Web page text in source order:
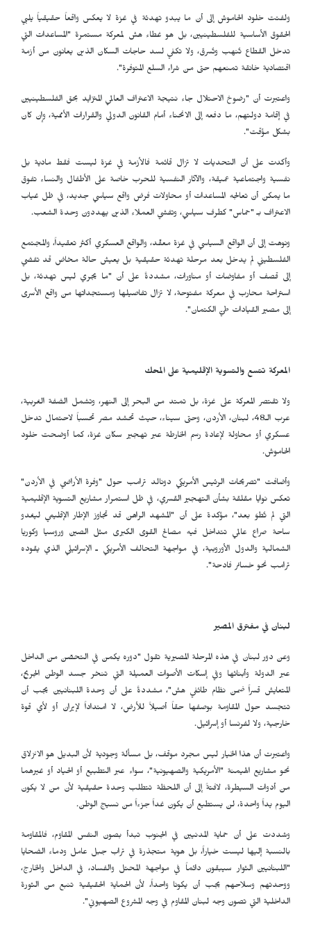
ولفتت خلود الحاموش إلى أن ما يبدو تهدئة في غزة لا يعكس واقعاً حقيقياً يلبي
الحقوق الأساسية للفلسطينيين، بل هو غطاء هش لمعركة مستمرة "المساعدات التي
تدخل القطاع تُنهب وتُسرق، ولا تكفي لسد حاجات السكان الذين يعانون من أزمة
اقتصادية خانقة تمنعهم حتى من شراء السلع المتوفرة".
واعتبرت أن "رضوخ الاحتلال جاء نتيجة الاعتراف العالمي المتزايد بحق الفلسطينيين
في إقامة دولتهم، ما دفعه إلى الانحناء أمام القانون الدولي والقرارات الأممية، وإن كان
بشكل مؤقت".
وأكدت على أن التحديات لا تزال قائمة فالأزمة في غزة ليست فقط مادية بل
نفسية واجتماعية عميقة، والآثار النفسية للحرب خاصة على الأطفال والنساء تفوق
ما يمكن أن تعالجه المساعدات أو محاولات فرض واقع سياسي جديد، في ظل غياب
الاعتراف بـ "حماس" كطرف سياسي، وتفشي العملاء الذين يهددون وحدة الشعب.
ونوهت إلى أن الواقع السياسي في غزة معقّد، والواقع العسكري أكثر تعقيداً، والمجتمع
الفلسطيني لم يدخل بعد مرحلة تهدئة حقيقية بل يعيش حالة مخاض قد تفضي
إلى قصف أو مفاوضات أو مناورات، مشددةً على أن "ما يجري ليس تهدئة، بل
استراحة محارب في معركة مفتوحة، لا تزال تفاصيلها ومستجداتها من واقع الأسرى
إلى مصير القيادات طيّ الكتمان".
المعركة تتسع والتسوية الإقليمية على المحك
ولا تقتصر المعركة على غزة، بل تمتد من البحر إلى النهر، وتشمل الضفة الغربية،
عرب الـ48، لبنان، الأردن، وحتى سيناء، حيث تحشد مصر تحسباً لاحتمال تدخل
عسكري أو محاولة لإعادة رسم الخارطة عبر تهجير سكان غزة، كما أوضحت خلود
الحاموش.
وأضافت "تصريحات الرئيس الأمريكي دونالد ترامب حول "وفرة الأراضي في الأردن"
تعكس نوايا مقلقة بشأن التهجير القسري، في ظل استمرار مشاريع التسوية الإقليمية
التي لم تُطوَ بعد"، مؤكدة على أن "المشهد الراهن قد تجاوز الإطار الإقليمي ليغدو
ساحة صراع عالمي تتداخل فيه مصالح القوى الكبرى مثل الصين وروسيا وكوريا
الشمالية والدول الأوروبية، في مواجهة التحالف الأمريكي ـ الإسرائيلي الذي يقوده
ترامب نحو خسائر فادحة".
لبنان في مفترق المصير
وعن دور لبنان في هذه المرحلة المصيرية تقول "دوره يكمن في التحصّن من الداخل
عبر الدولة وأبنائها وفي إسكات الأصوات العميلة التي تنخر جسد الوطن الجريح،
المتعايش قسراً ضمن نظام طائفي هش"، مشددةً على أن وحدة اللبنانيين يجب أن
تتجسد حول المقاومة بوصفها حقاً أصيلاً للأرض، لا امتداداً لإيران أو لأي قوة
خارجية، ولا لفرنسا أو إسرائيل.
واعتبرت أن هذا الخيار ليس مجرد موقف، بل مسألة وجودية لأن البديل هو الانزلاق
نحو مشاريع الهيمنة "الأمريكية والصهيونية"، سواء عبر التطبيع أو الحياد أو غيرهما
من أدوات السيطرة، لافتةً إلى أن اللحظة تتطلب وحدة حقيقية لأن من لا يكون
اليوم يداً واحدة، لن يستطيع أن يكون غداً جزءاً من نسيج الوطن.
وشددت على أن حماية المدنيين في الجنوب تبدأ بصون النفس المقاوم، فالمقاومة
بالنسبة إليها ليست خياراً، بل هوية متجذرة في تراب جبل عامل ودماء الضحايا
"اللبنانيين الثوار سيبقون دائماً في مواجهة المحتل والفساد، في الداخل والخارج،
ووحدتهم وسلاحهم يجب أن يكونا واحداً، لأن الحماية الحقيقية تنبع من الثورة
الداخلية التي تصون وجه لبنان المقاوم في وجه المشروع الصهيوني".